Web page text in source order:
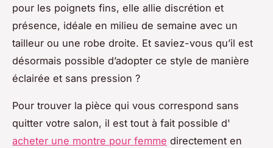
pour les poignets fins, elle allie discrétion et
présence, idéale en milieu de semaine avec un
tailleur ou une robe droite. Et saviez-vous qu’il est
désormais possible d’adopter ce style de manière
éclairée et sans pression ?
Pour trouver la pièce qui vous correspond sans
quitter votre salon, il est tout à fait possible d'
acheter une montre pour femme directement en